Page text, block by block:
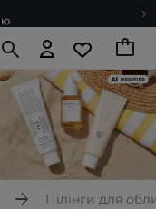
балів
Пілінги для